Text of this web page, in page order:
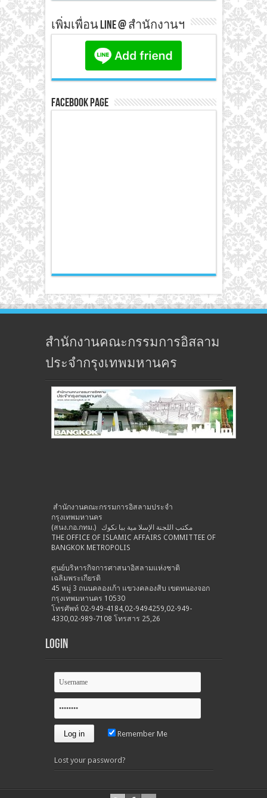
เพิ่มเพื่อน line @ สำนักงานฯ
Facebook Page
สำนักงานคณะกรรมการอิสลาม
ประจำกรุงเทพมหานคร
สำนักงานคณะกรรมการอิสลามประจำ
กรุงเทพมหานคร
(สนง.กอ.กทม.) مكتب اللجنة الإسلا مية ببا نكوك
THE OFFICE OF ISLAMIC AFFAIRS COMMITTEE OF
BANGKOK METROPOLIS
ศูนย์บริหารกิจการศาสนาอิสลามแห่งชาติ
เฉลิมพระเกียรติ
45 หมู่ 3 ถนนคลองเก้า แขวงคลองสิบ เขตหนองจอก
กรุงเทพมหานคร 10530
โทรศัพท์ 02-949-4184,02-9494259,02-949-
4330,02-989-7108 โทรสาร 25,26
Login
Remember Me
Lost your password?